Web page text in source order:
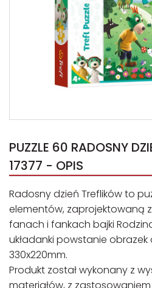
PUZZLE 60 RADOSNY
17377 - OPIS
Radosny dzień Treflików to
elementów, zaprojektowaną
fanach i fankach bajki
układanki powstanie
330x220mm.
Produkt został wykonany z